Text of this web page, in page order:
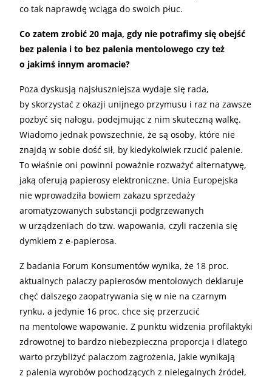
co tak naprawdę wciąga do swoich płuc.
Co zatem zrobić 20 maja, gdy nie potrafimy się obejść
bez palenia i to bez palenia mentolowego czy też
o jakimś innym aromacie?
Poza dyskusją najsłuszniejsza wydaje się rada,
by skorzystać z okazji unijnego przymusu i raz na zawsze
pozbyć się nałogu, podejmując z nim skuteczną walkę.
Wiadomo jednak powszechnie, że są osoby, które nie
znajdą w sobie dość sił, by kiedykolwiek rzucić palenie.
To właśnie oni powinni poważnie rozważyć alternatywę,
jaką oferują papierosy elektroniczne. Unia Europejska
nie wprowadziła bowiem zakazu sprzedaży
aromatyzowanych substancji podgrzewanych
w urządzeniach do tzw. wapowania, czyli raczenia się
dymkiem z e-papierosa.
Z badania Forum Konsumentów wynika, że 18 proc.
aktualnych palaczy papierosów mentolowych deklaruje
chęć dalszego zaopatrywania się w nie na czarnym
rynku, a jedynie 16 proc. chce się przerzucić
na mentolowe wapowanie. Z punktu widzenia profilaktyki
zdrowotnej to bardzo niebezpieczna proporcja i dlatego
warto przybliżyć palaczom zagrożenia, jakie wynikają
z palenia wyrobów pochodzących z nielegalnych źródeł,